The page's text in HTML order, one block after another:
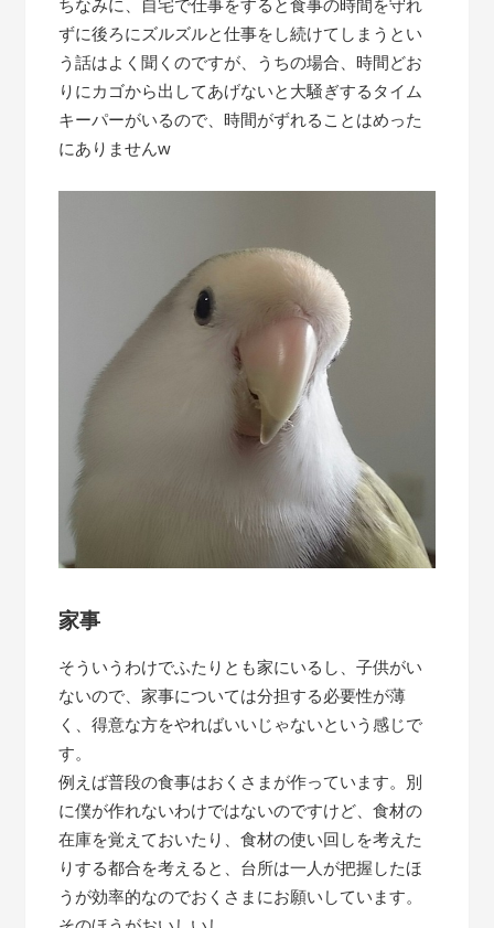
ちなみに、自宅で仕事をすると食事の時間を守れ
ずに後ろにズルズルと仕事をし続けてしまうとい
う話はよく聞くのですが、うちの場合、時間どお
りにカゴから出してあげないと大騒ぎするタイム
キーパーがいるので、時間がずれることはめった
にありませんw
家事
そういうわけでふたりとも家にいるし、子供がい
ないので、家事については分担する必要性が薄
く、得意な方をやればいいじゃないという感じで
す。
例えば普段の食事はおくさまが作っています。別
に僕が作れないわけではないのですけど、食材の
在庫を覚えておいたり、食材の使い回しを考えた
りする都合を考えると、台所は一人が把握したほ
うが効率的なのでおくさまにお願いしています。